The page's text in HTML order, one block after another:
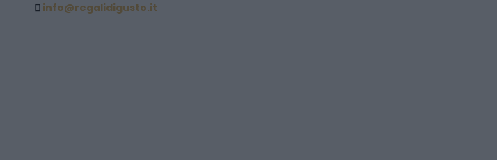
info@regalidigusto.it